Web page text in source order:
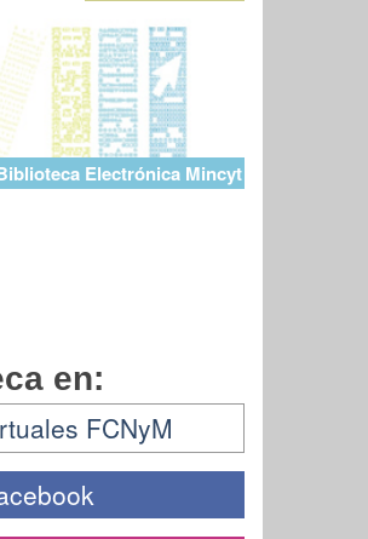
Electrónica Mincyt
en:
FCNyM